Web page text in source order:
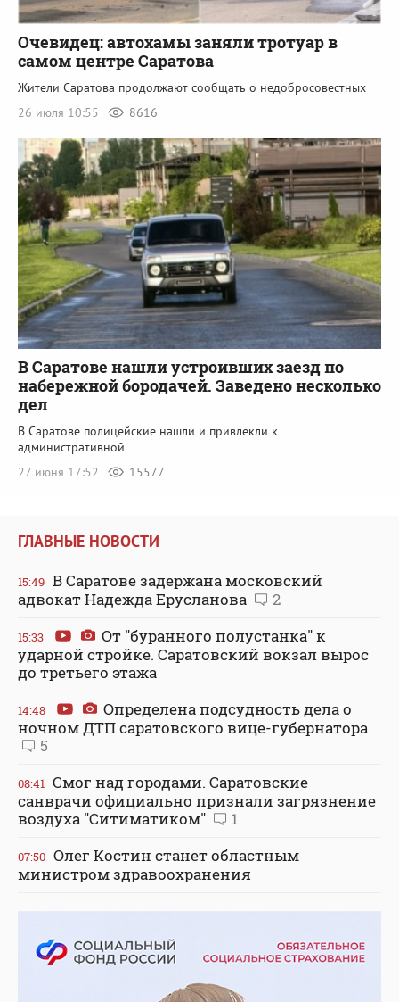
Очевидец: автохамы заняли тротуар в
самом центре Саратова
Жители Саратова продолжают сообщать о недобросовестных
26 июля 10:55
8616
В Саратове нашли устроивших заезд по
набережной бородачей. Заведено несколько
дел
В Саратове полицейские нашли и привлекли к
административной
27 июня 17:52
15577
ГЛАВНЫЕ НОВОСТИ
15:49 В Саратове задержана московский
адвокат Надежда Ерусланова
2
15:33
От "буранного полустанка" к
ударной стройке. Саратовский вокзал вырос
до третьего этажа
14:48
Определена подсудность дела о
ночном ДТП саратовского вице-губернатора
5
08:41 Смог над городами. Саратовские
санврачи официально признали загрязнение
воздуха "Ситиматиком"
1
07:50 Олег Костин станет областным
министром здравоохранения